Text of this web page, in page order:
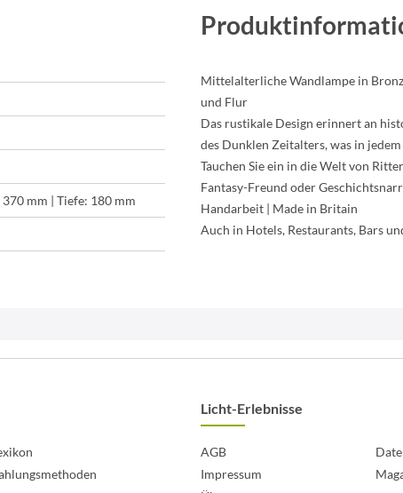
mm | Tiefe: 180 mm
Mittelalterliche Wandlampe in
und Flur
Das rustikale Design erinnert an
des Dunklen Zeitalters, was in
Tauchen Sie ein in die Welt von
Fantasy-Freund oder Geschichtsnarr
Handarbeit | Made in Britain
Auch in Hotels, Restaurants, Bars
Licht-Erlebnisse
AGB
Impressum